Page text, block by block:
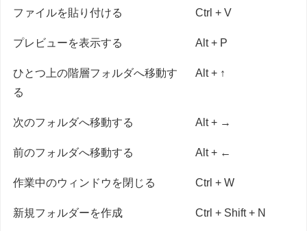
ファイルを貼り付ける Ctrl + V
プレビューを表示する Alt + P
ひとつ上の階層フォルダへ移動す
る
Alt + ↑
次のフォルダへ移動する Alt + →
前のフォルダへ移動する Alt + ←
作業中のウィンドウを閉じる Ctrl + W
新規フォルダーを作成 Ctrl + Shift + N